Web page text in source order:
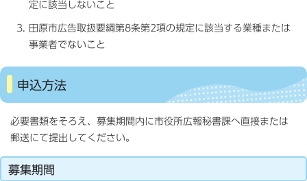
定に該当しないこと
田原市広告取扱要綱第8条第2項の規定に該当する業種または
事業者でないこと
申込方法
必要書類をそろえ、募集期間内に市役所広報秘書課へ直接または
郵送にて提出してください。
募集期間